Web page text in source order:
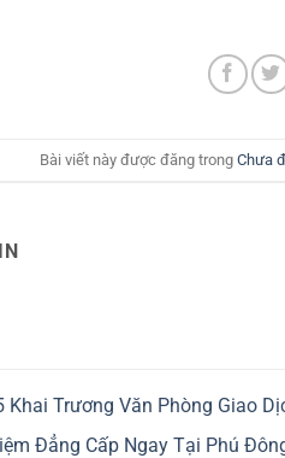
Bài viết này được đăng trong Chưa
Trương Văn Phòng Giao
Đẳng Cấp Ngay Tại Phú